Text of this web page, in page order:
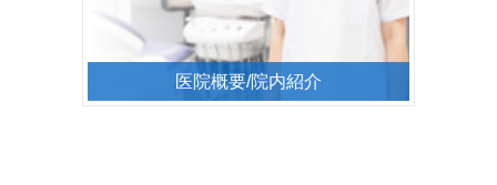
医院概要/院内紹介